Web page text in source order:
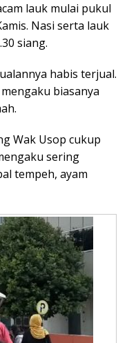
lauk mulai pukul
Nasi serta lauk
siang.
habis terjual.
biasanya
Wak Usop cukup
sering
tempeh, ayam